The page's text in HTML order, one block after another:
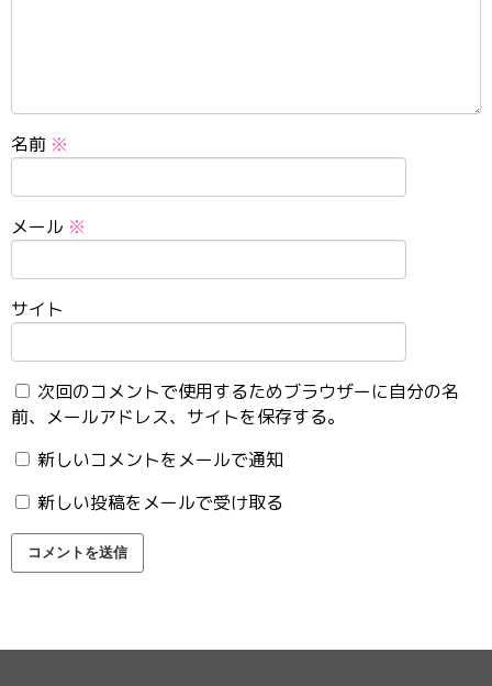
名前 ※
メール ※
サイト
次回のコメントで使用するためブラウザーに自分の名
前、メールアドレス、サイトを保存する。
新しいコメントをメールで通知
新しい投稿をメールで受け取る